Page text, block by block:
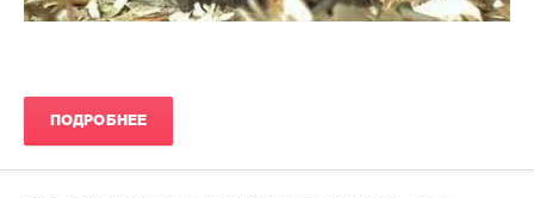
ПОДРОБНЕЕ